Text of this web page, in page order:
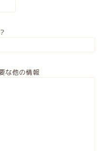
な他の情報